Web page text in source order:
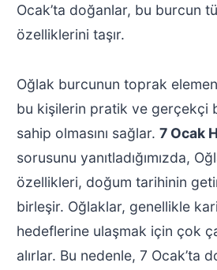
Ocak’ta doğanlar, bu burcun
özelliklerini taşır.
Oğlak burcunun toprak
bu kişilerin pratik ve gerçekçi
sahip olmasını sağlar. 7 Ocak
sorusunu yanıtladığımızda,
özellikleri, doğum tarihinin
birleşir. Oğlaklar, genellikle
hedeflerine ulaşmak için çok
alırlar. Bu nedenle, 7 Ocak’ta